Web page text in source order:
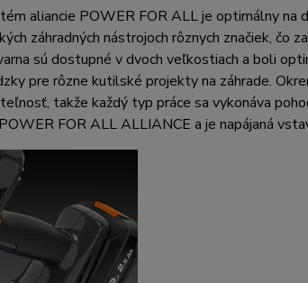
aliancie POWER FOR ALL je optimálny na
záhradných nástrojoch rôznych značiek, čo
sú dostupné v dvoch veľkostiach a boli
pre rôzne kutilské projekty na záhrade.
takže každý typ práce sa vykonáva
FOR ALL ALLIANCE a je napájaná